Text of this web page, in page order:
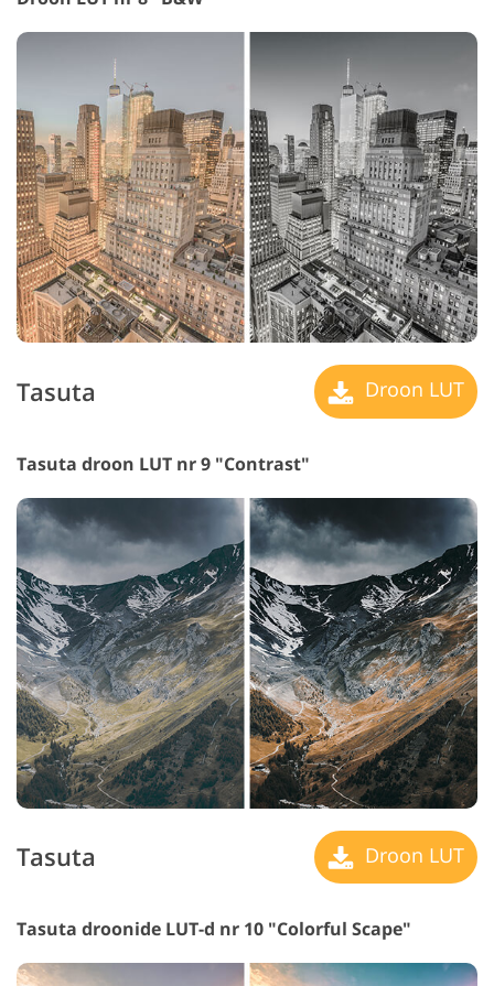
Tasuta Droon LUT
Tasuta droon LUT nr 9 "Contrast"
Tasuta Droon LUT
Tasuta droonide LUT-d nr 10 "Colorful Scape"